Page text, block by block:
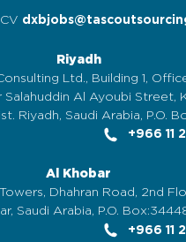
Riyadh
Ltd., Building 1,
Salahuddin Al Ayoubi Street,
Riyadh, Saudi Arabia, P.O.
+966 11
Al Khobar
Dhahran Road, 2nd
Saudi Arabia, P.O.
+966 11